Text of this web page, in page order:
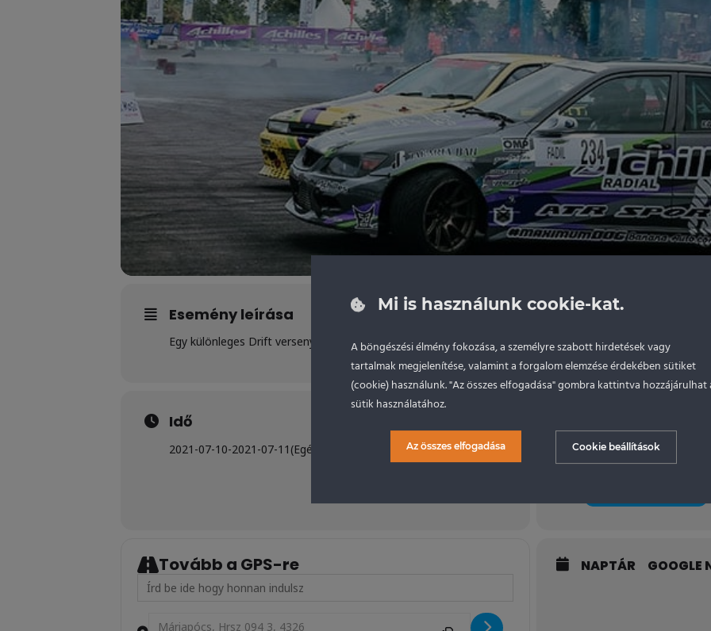
Esemény leírása
Egy különleges Drift verseny Pro és LADA kategóriákban.
Idő
2021-07-10-2021-07-11 (Egész nap) (GMT+02:00)
Máriapócs
Máriapócs, Hrsz 094 3,
Tovább a GPS-re
Address - LR AllStar és Driftink AllStar - Máriapócs [V3b9zpvje]
Destination Address - LR AllStar és Driftink AllStar - Máriapócs [X7vIA7pcP]
NAPTÁR GOOGLE
Mi is használunk cookie-kat.
A böngészési élmény fokozása, a személyre szabott hirdetések vagy
tartalmak megjelenítése, valamint a forgalom elemzése érdekében sütiket
(cookie) használunk. "Az összes elfogadása" gombra kattintva hozzájárulhat
sütik használatához.
Az összes elfogadása Cookie beállítások